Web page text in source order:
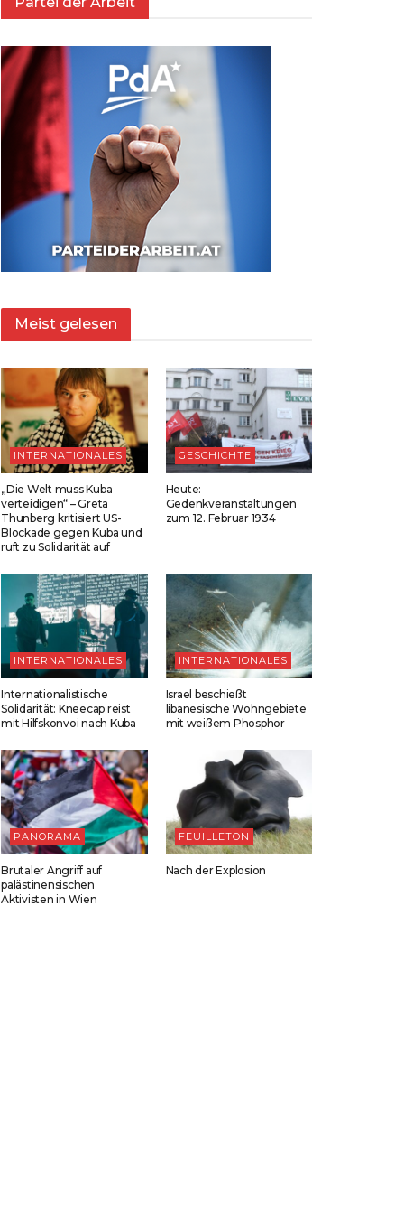
Meist gelesen
INTERNATIONALES
„Die Welt muss Kuba
verteidigen“ – Greta
Thunberg kritisiert US-
Blockade gegen Kuba und
ruft zu Solidarität auf
GESCHICHTE
Heute:
Gedenkveranstaltungen
zum 12. Februar 1934
INTERNATIONALES
Internationalistische
Solidarität: Kneecap reist
mit Hilfskonvoi nach Kuba
INTERNATIONALES
Israel beschießt
libanesische Wohngebiete
mit weißem Phosphor
PANORAMA
Brutaler Angriff auf
palästinensischen
Aktivisten in Wien
FEUILLETON
Nach der Explosion